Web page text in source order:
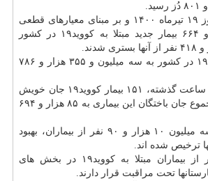
از روز گذشته تا امروز ۱۹ تیرماه ۱۴۰۰ و بر مبنای معیارهای قطعی
تشخیصی، ۱۱ هزار و ۶۶۴ بیمار جدید مبتلا به کووید۱۹ در کشور
مجموع بیماران کووید۱۹ در کشور به سه میلیون و ۳۵۵ هزار و ۷۸۶
متاسفانه در طول ۲۴ ساعت گذشته، ۱۵۱ بیمار کووید۱۹ جان خویش
را از دست دادند و مجموع جان باختگان این بیماری به ۸۵ هزار و ۶۹۴
خوشبختانه تا کنون سه میلیون ۱۰ هزار و ۹۰ نفر از بیماران، بهبود
ترخیص شده اند.
سه هزار و ۶۰۲ نفر از بیماران مبتلا به کووید۱۹ در بخش های
تحت مراقبت قرار دارند.